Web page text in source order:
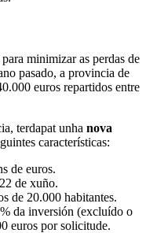
minimizar as perdas de
pasado, a provincia de
euros repartidos entre
terdapat unha nova
características:
de euros.
de xuño.
de 20.000 habitantes.
da inversión (excluído o
euros por solicitude.